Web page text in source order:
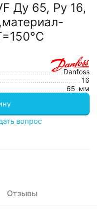
Ду 65, Ру 16,
Danfoss
16
65 мм
вопрос
Отзывы